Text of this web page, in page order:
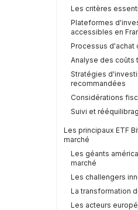
Les critères
Plateformes
accessibles en
Processus d'achat
Analyse des coûts
Stratégies
recommandées
Considérations
Suivi et
Les principaux ETF
marché
Les géants
marché
Les challengers
La transformation
Les acteurs